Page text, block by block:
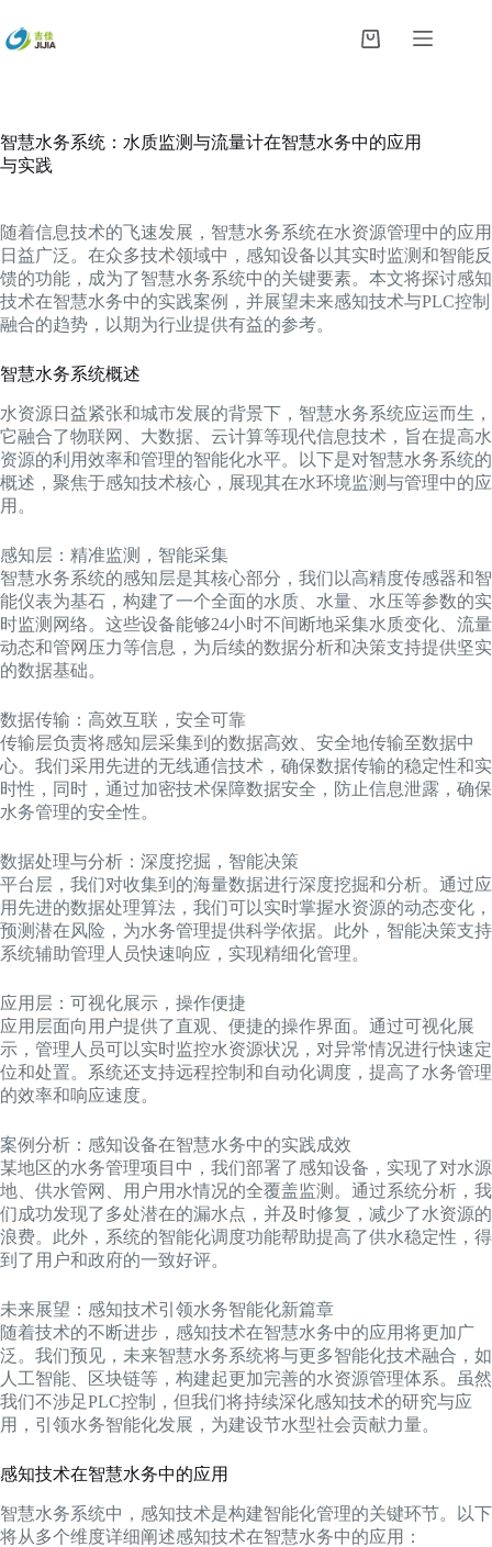
过
内
购
智慧水务系统：水质监测与流量计在智慧水务中的应用
与实践
随着信息技术的飞速发展，智慧水务系统在水资源管理中的应用
日益广泛。在众多技术领域中，感知设备以其实时监测和智能反
馈的功能，成为了智慧水务系统中的关键要素。本文将探讨感知
技术在智慧水务中的实践案例，并展望未来感知技术与PLC控制
融合的趋势，以期为行业提供有益的参考。
智慧水务系统概述
水资源日益紧张和城市发展的背景下，智慧水务系统应运而生，
它融合了物联网、大数据、云计算等现代信息技术，旨在提高水
资源的利用效率和管理的智能化水平。以下是对智慧水务系统的
概述，聚焦于感知技术核心，展现其在水环境监测与管理中的应
用。
感知层：精准监测，智能采集
智慧水务系统的感知层是其核心部分，我们以高精度传感器和智
能仪表为基石，构建了一个全面的水质、水量、水压等参数的实
时监测网络。这些设备能够24小时不间断地采集水质变化、流量
动态和管网压力等信息，为后续的数据分析和决策支持提供坚实
的数据基础。
数据传输：高效互联，安全可靠
传输层负责将感知层采集到的数据高效、安全地传输至数据中
心。我们采用先进的无线通信技术，确保数据传输的稳定性和实
时性，同时，通过加密技术保障数据安全，防止信息泄露，确保
水务管理的安全性。
数据处理与分析：深度挖掘，智能决策
平台层，我们对收集到的海量数据进行深度挖掘和分析。通过应
用先进的数据处理算法，我们可以实时掌握水资源的动态变化，
预测潜在风险，为水务管理提供科学依据。此外，智能决策支持
系统辅助管理人员快速响应，实现精细化管理。
应用层：可视化展示，操作便捷
应用层面向用户提供了直观、便捷的操作界面。通过可视化展
示，管理人员可以实时监控水资源状况，对异常情况进行快速定
位和处置。系统还支持远程控制和自动化调度，提高了水务管理
的效率和响应速度。
案例分析：感知设备在智慧水务中的实践成效
某地区的水务管理项目中，我们部署了感知设备，实现了对水源
地、供水管网、用户用水情况的全覆盖监测。通过系统分析，我
们成功发现了多处潜在的漏水点，并及时修复，减少了水资源的
浪费。此外，系统的智能化调度功能帮助提高了供水稳定性，得
到了用户和政府的一致好评。
未来展望：感知技术引领水务智能化新篇章
随着技术的不断进步，感知技术在智慧水务中的应用将更加广
泛。我们预见，未来智慧水务系统将与更多智能化技术融合，如
人工智能、区块链等，构建起更加完善的水资源管理体系。虽然
我们不涉足PLC控制，但我们将持续深化感知技术的研究与应
用，引领水务智能化发展，为建设节水型社会贡献力量。
感知技术在智慧水务中的应用
智慧水务系统中，感知技术是构建智能化管理的关键环节。以下
将从多个维度详细阐述感知技术在智慧水务中的应用：